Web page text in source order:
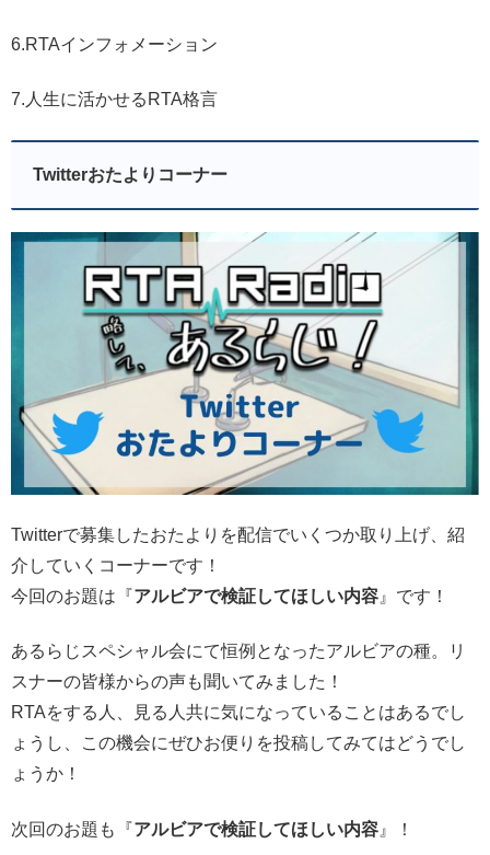
6.RTAインフォメーション
7.人生に活かせるRTA格言
Twitterおたよりコーナー
Twitterで募集したおたよりを配信でいくつか取り上げ、紹
介していくコーナーです！
今回のお題は『アルビアで検証してほしい内容 』です！
あるらじスペシャル会にて恒例となったアルビアの種。リ
スナーの皆様からの声も聞いてみました！
RTAをする人、見る人共に気になっていることはあるでし
ょうし、この機会にぜひお便りを投稿してみてはどうでし
ょうか！
次回のお題も『アルビアで検証してほしい内容 』！